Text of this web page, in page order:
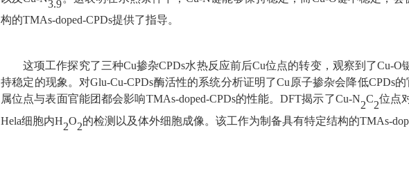
3.9
构的TMAs-doped-CPDs提供了指导。
这项工作探究了三种Cu掺杂CPDs水热反应前后Cu位点的转变，观察到了Cu-O
持稳定的现象。对Glu-Cu-CPDs酶活性的系统分析证明了Cu 原子掺杂会降低CPDs的
属位点与表面官能团都会影响TMAs-doped-CPDs的性能。DFT揭示了Cu-N2C2位点
Hela细胞内H2O2的检测以及体外细胞成像。该工作为制备具有特定结构的TMAs-